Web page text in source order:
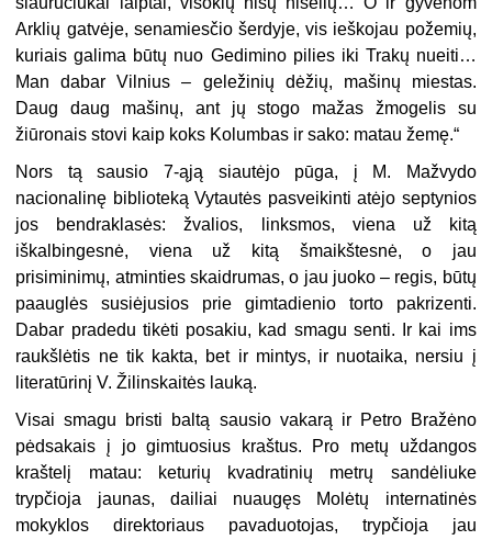
Arklių gatvėje, senamiesčio šerdyje, vis ieškojau požemių,
kuriais galima būtų nuo Gedimino pilies iki Trakų nueiti…
Man dabar Vilnius – geležinių dėžių, mašinų miestas.
Daug daug mašinų, ant jų stogo mažas žmogelis su
žiūronais stovi kaip koks Kolumbas ir sako: matau žemę.“
Nors tą sausio 7-ąją siautėjo pūga, į M. Mažvydo
nacionalinę biblioteką Vytautės pasveikinti atėjo septynios
jos bendraklasės: žvalios, linksmos, viena už kitą
iškalbingesnė, viena už kitą šmaikštesnė, o jau
prisiminimų, atminties skaidrumas, o jau juoko – regis, būtų
paauglės susiėjusios prie gimtadienio torto pakrizenti.
Dabar pradedu tikėti posakiu, kad smagu senti. Ir kai ims
raukšlėtis ne tik kakta, bet ir mintys, ir nuotaika, nersiu į
literatūrinį V. Žilinskaitės lauką.
Visai smagu bristi baltą sausio vakarą ir Petro Bražėno
pėdsakais į jo gimtuosius kraštus. Pro metų uždangos
kraštelį matau: keturių kvadratinių metrų sandėliuke
trypčioja jaunas, dailiai nuaugęs Molėtų internatinės
mokyklos direktoriaus pavaduotojas, trypčioja jau